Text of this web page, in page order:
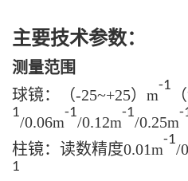
主要技术参数：
测量范围
球镜：（-25~+25） m
-1
1/0.06m
-1/0.12m
-1/0.25m
-
柱镜：读数精度0.01m
-1/
1